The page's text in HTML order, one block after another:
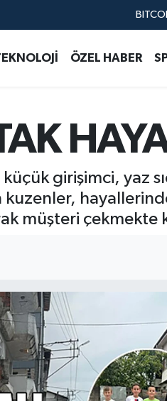
ÖZEL HABER
girişimci, yaz
müşteri çekmekte